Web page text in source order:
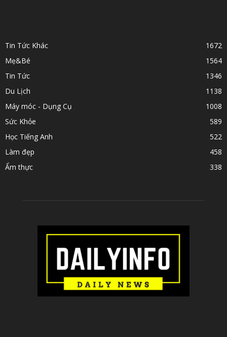
Tin Tức Khác
1672
Mẹ&Bé
1564
Tin Tức
1346
Du Lịch
1138
Máy móc - Dụng Cụ
1008
Sức Khỏe
589
Học Tiếng Anh
522
Làm đẹp
458
Ẩm thực
338